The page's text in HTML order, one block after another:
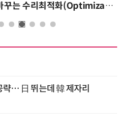
AI 시대의 의사결정을 바꾸는 수리최적화(Optimization): 실제 산업 적용 사례와 활용 전략
략… 日 뛰는데 韓 제자리